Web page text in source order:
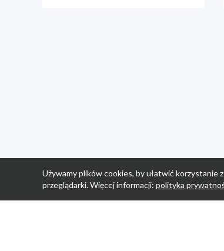
Używamy plików cookies, by ułatwić korzystanie
przeglądarki. Więcej informacji: polityka